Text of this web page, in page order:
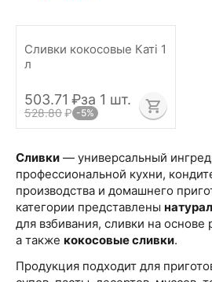
Сливки — универсальный
профессиональной кухни,
производства и домашнего
категории представлены
для взбивания, сливки на основе
а также кокосовые сливки.
Продукция подходит для
Сливки кокосовые Катi 1
л
503.71 ₽за 1 шт.
528.80₽ -5%